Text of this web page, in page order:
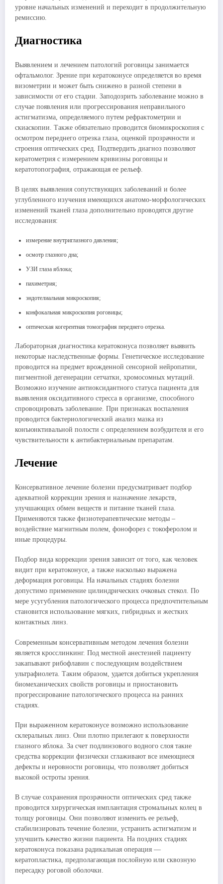
уровне начальных изменений и переходит в продолжительную
ремиссию.
Диагностика
Выявлением и лечением патологий роговицы занимается
офтальмолог. Зрение при кератоконусе определяется во время
визометрии и может быть снижено в разной степени в
зависимости от его стадии. Заподозрить заболевание можно в
случае появления или прогрессирования неправильного
астигматизма, определяемого путем рефрактометрии и
скиаскопии. Также обязательно проводится биомикроскопия с
осмотром переднего отрезка глаза, оценкой прозрачности и
строения оптических сред. Подтвердить диагноз позволяют
кератометрия с измерением кривизны роговицы и
кератотопография, отражающая ее рельеф.
В целях выявления сопутствующих заболеваний и более
углубленного изучения имеющихся анатомо-морфологических
изменений тканей глаза дополнительно проводятся другие
исследования:
измерение внутриглазного давления;
осмотр глазного дна;
УЗИ глаза яблока;
пахиметрия;
эндотелиальная микроскопия;
конфокальная микроскопия роговицы;
оптическая когерентная томография переднего отрезка.
Лабораторная диагностика кератоконуса позволяет выявить
некоторые наследственные формы. Генетическое исследование
проводится на предмет врожденной сенсорной нейропатии,
пигментной дегенерации сетчатки, хромосомных мутаций.
Возможно изучение антиоксидантного статуса пациента для
выявления оксидативного стресса в организме, способного
спровоцировать заболевание. При признаках воспаления
проводится бактериологический анализ мазка из
конъюнктивальной полости с определением возбудителя и его
чувствительности к антибактериальным препаратам.
Лечение
Консервативное лечение болезни предусматривает подбор
адекватной коррекции зрения и назначение лекарств,
улучшающих обмен веществ и питание тканей глаза.
Применяются также физиотерапевтические методы –
воздействие магнитным полем, фонофорез с токоферолом и
иные процедуры.
Подбор вида коррекции зрения зависит от того, как человек
видит при кератоконусе, а также насколько выражена
деформация роговицы. На начальных стадиях болезни
допустимо применение цилиндрических очковых стекол. По
мере усугубления патологического процесса предпочтительным
становится использование мягких, гибридных и жестких
контактных линз.
Современным консервативным методом лечения болезни
является кросслинкинг. Под местной анестезией пациенту
закапывают рибофлавин с последующим воздействием
ультрафиолета. Таким образом, удается добиться укрепления
биомеханических свойств роговицы и приостановить
прогрессирование патологического процесса на ранних
стадиях.
При выраженном кератоконусе возможно использование
склеральных линз. Они плотно прилегают к поверхности
глазного яблока. За счет подлинзового водного слоя такие
средства коррекции физически сглаживают все имеющиеся
дефекты и неровности роговицы, что позволяет добиться
высокой остроты зрения.
В случае сохранения прозрачности оптических сред также
проводится хирургическая имплантация стромальных колец в
толщу роговицы. Они позволяют изменить ее рельеф,
стабилизировать течение болезни, устранить астигматизм и
улучшить качество жизни пациента. На поздних стадиях
кератоконуса показана радикальная операция ―
кератопластика, предполагающая послойную или сквозную
пересадку роговой оболочки.